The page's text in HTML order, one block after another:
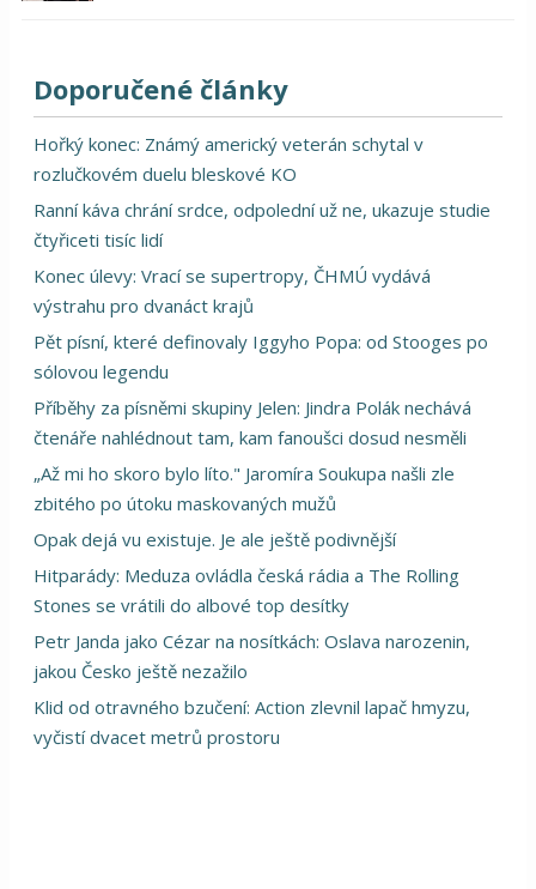
Doporučené články
Hořký konec: Známý americký veterán schytal v
rozlučkovém duelu bleskové KO
Ranní káva chrání srdce, odpolední už ne, ukazuje studie
čtyřiceti tisíc lidí
Konec úlevy: Vrací se supertropy, ČHMÚ vydává
výstrahu pro dvanáct krajů
Pět písní, které definovaly Iggyho Popa: od Stooges po
sólovou legendu
Příběhy za písněmi skupiny Jelen: Jindra Polák nechává
čtenáře nahlédnout tam, kam fanoušci dosud nesměli
„Až mi ho skoro bylo líto." Jaromíra Soukupa našli zle
zbitého po útoku maskovaných mužů
Opak dejá vu existuje. Je ale ještě podivnější
Hitparády: Meduza ovládla česká rádia a The Rolling
Stones se vrátili do albové top desítky
Petr Janda jako Cézar na nosítkách: Oslava narozenin,
jakou Česko ještě nezažilo
Klid od otravného bzučení: Action zlevnil lapač hmyzu,
vyčistí dvacet metrů prostoru